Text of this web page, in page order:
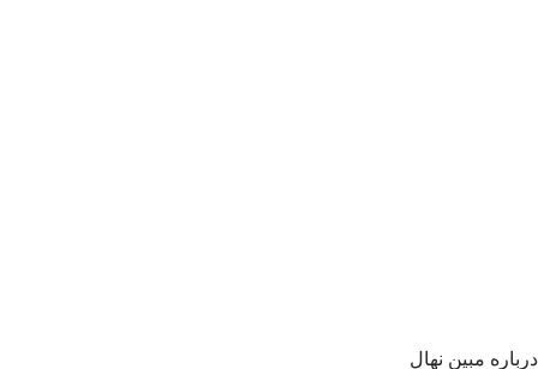
درباره مبین نهال